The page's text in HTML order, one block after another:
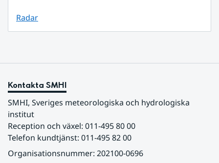
Radar
Kontakta SMHI
SMHI, Sveriges meteorologiska och hydrologiska
institut
Reception och växel: 011-495 80 00
Telefon kundtjänst: 011-495 82 00
Organisationsnummer: 202100-0696